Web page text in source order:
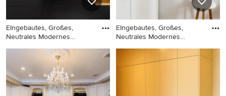
EIngebautes, Großes,
Neutrales Modernes
EIngebautes, Großes,
Neutrales Modernes
Ankleidezimmer mit
flächenbündigen
EIngebautes, Großes,
Neutrales Modernes
EIngebautes, Großes,
Neutrales Modernes